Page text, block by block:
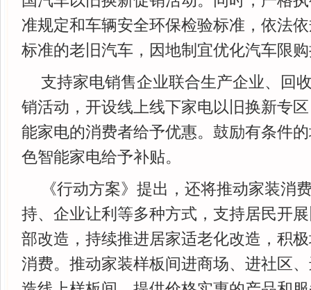
准规定和车辆安全环保检验标准，依法
标准的老旧汽车，因地制宜优化汽车限
支持家电销售企业联合生产企业、回
销活动，开设线上线下家电以旧换新专
能家电的消费者给予优惠。鼓励有条件
色智能家电给予补贴。
《行动方案》提出，还将推动家装消
持、企业让利等多种方式，支持居民开
部改造，持续推进居家适老化改造，积
消费。推动家装样板间进商场、进社区